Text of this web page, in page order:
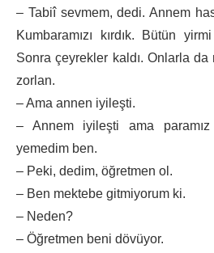
– Tabiî sevmem, dedi. Annem
Kumbaramızı kırdık. Bütün
Sonra çeyrekler kaldı. Onlarla da
zorlan.
– Ama annen iyileşti.
– Annem iyileşti ama
yemedim ben.
– Peki, dedim, öğretmen ol.
– Ben mektebe gitmiyorum ki.
– Neden?
– Öğretmen beni dövüyor.